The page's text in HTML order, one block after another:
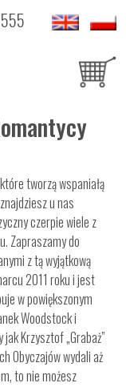
tworzą wspaniałą
u nas
czerpie wiele z
Zapraszamy do
z tą wyjątkową
2011 roku i jest
w powiększonym
Woodstock i
Krzysztof „Grabaż”
Obyczajów wydali aż
to nie możesz